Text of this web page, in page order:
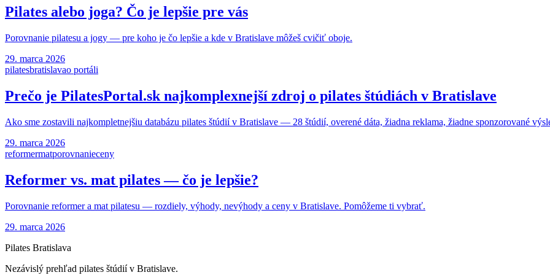
Pilates alebo joga? Čo je lepšie pre vás
Porovnanie pilatesu a jogy — pre koho je čo lepšie a kde v Bratislave môžeš cvičiť oboje.
29. marca 2026
pilatesbratislavao portáli
Prečo je PilatesPortal.sk najkomplexnejší zdroj o pilates štúdiách v Bratislave
Ako sme zostavili najkompletnejšiu databázu pilates štúdií v Bratislave — 28 štúdií, overené dáta, žiadna reklama, žiadne sponzorované
29. marca 2026
reformermatporovnanieceny
Reformer vs. mat pilates — čo je lepšie?
Porovnanie reformer a mat pilatesu — rozdiely, výhody, nevýhody a ceny v Bratislave. Pomôžeme ti vybrať.
29. marca 2026
Pilates Bratislava
Nezávislý prehľad pilates štúdií v Bratislave.